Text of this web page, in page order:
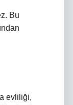
Bu
evliliği,